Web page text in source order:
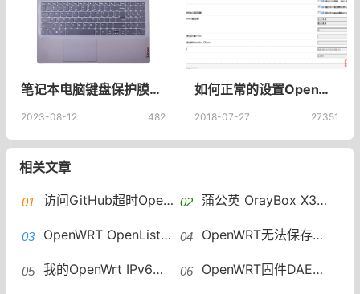
笔记本电脑键盘保护膜通用全覆盖适用苹果戴尔华硕华为小米联想荣耀宏基惠普星pro套15.6寸14贴纸13防尘罩16_天天特卖工厂店
2023-08-12 482
如何正常的设置OpenWrt的DNS,OpenWrt_DNS设置预防劫持，DNS污染正确设置DNS让网速更快
2018-07-27 27351
相关文章
访问GitHub超时OpenWRT设置加速访问 GitHub host自动更新 蒲公英 OrayBox X3A 解锁ssh 安装OpenWRT VirtualHere实现USB共享
OpenWRT OpenList安装教程OpenList安装 OpenWRT无法保存修改配置mounting fs with errors, running e2fsck is recommended
我的OpenWrt IPv6折腾记OpenWrt如何配置IPv6地址段 OpenWRT固件DAE（鹅）插件一键安装脚本